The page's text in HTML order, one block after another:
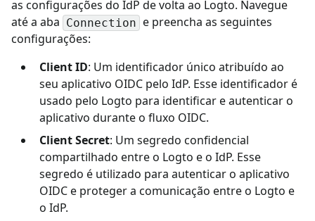
as configurações do IdP de volta ao Logto. Navegue
até a aba Connection e preencha as seguintes
configurações:
Client ID: Um identificador único atribuído ao
seu aplicativo OIDC pelo IdP. Esse identificador é
usado pelo Logto para identificar e autenticar o
aplicativo durante o fluxo OIDC.
Client Secret: Um segredo confidencial
compartilhado entre o Logto e o IdP. Esse
segredo é utilizado para autenticar o aplicativo
OIDC e proteger a comunicação entre o Logto e
o IdP.